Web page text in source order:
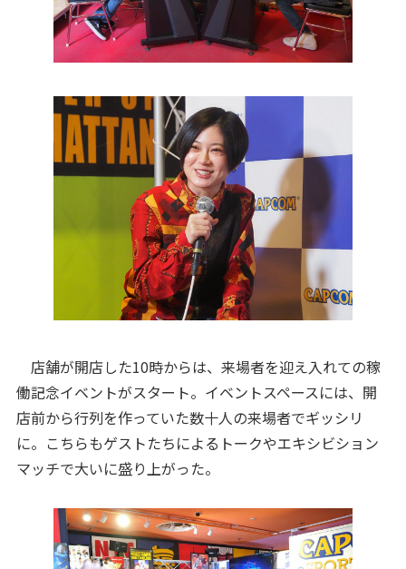
店舗が開店した10時からは、来場者を迎え入れての稼
働記念イベントがスタート。イベントスペースには、開
店前から行列を作っていた数十人の来場者でギッシリ
に。こちらもゲストたちによるトークやエキシビション
マッチで大いに盛り上がった。